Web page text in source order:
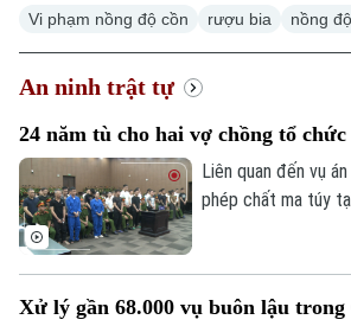
Vi phạm nồng độ cồn rượu bia nồng
An ninh trật tự
24 năm tù cho hai vợ chồng tổ
Liên quan đến vụ
phép chất ma túy
án đặc biệt
Xử lý gần 68.000 vụ buôn lậu trong